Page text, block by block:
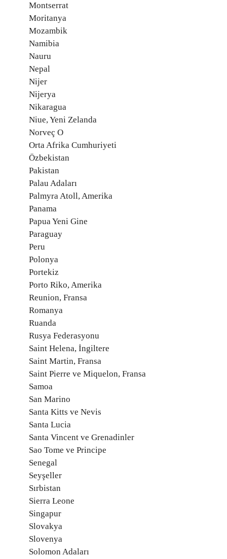
Montserrat
Moritanya
Mozambik
Namibia
Nauru
Nepal
Nijer
Nijerya
Nikaragua
Niue, Yeni Zelanda
Norveç O
Orta Afrika Cumhuriyeti
Özbekistan
Pakistan
Palau Adaları
Palmyra Atoll, Amerika
Panama
Papua Yeni Gine
Paraguay
Peru
Polonya
Portekiz
Porto Riko, Amerika
Reunion, Fransa
Romanya
Ruanda
Rusya Federasyonu
Saint Helena, İngiltere
Saint Martin, Fransa
Saint Pierre ve Miquelon, Fransa
Samoa
San Marino
Santa Kitts ve Nevis
Santa Lucia
Santa Vincent ve Grenadinler
Sao Tome ve Principe
Senegal
Seyşeller
Sırbistan
Sierra Leone
Singapur
Slovakya
Slovenya
Solomon Adaları